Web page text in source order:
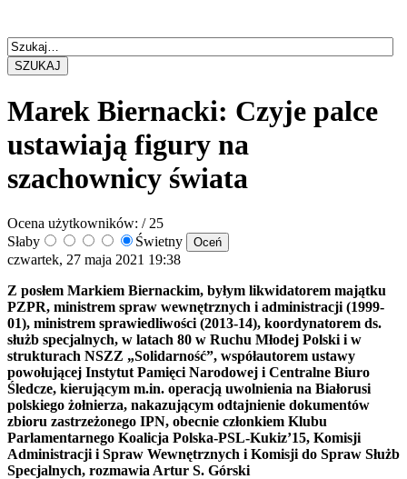
SZUKAJ
Marek Biernacki: Czyje palce
ustawiają figury na
szachownicy świata
Ocena użytkowników: / 25
Słaby
Świetny
czwartek, 27 maja 2021 19:38
Z posłem Markiem Biernackim, byłym likwidatorem majątku
PZPR, ministrem spraw wewnętrznych i administracji (1999-
01), ministrem sprawiedliwości (2013-14), koordynatorem ds.
służb specjalnych, w latach 80 w Ruchu Młodej Polski i w
strukturach NSZZ „Solidarność”, współautorem ustawy
powołującej Instytut Pamięci Narodowej i Centralne Biuro
Śledcze, kierującym m.in. operacją uwolnienia na Białorusi
polskiego żołnierza, nakazującym odtajnienie dokumentów
zbioru zastrzeżonego IPN, obecnie członkiem Klubu
Parlamentarnego Koalicja Polska-PSL-Kukiz’15, Komisji
Administracji i Spraw Wewnętrznych i Komisji do Spraw Służb
Specjalnych, rozmawia Artur S. Górski